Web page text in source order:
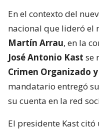
En el contexto del
nacional que lideró el
Martín Arrau, en la
José Antonio Kast se
Crimen Organizado
mandatario entregó
su cuenta en la red
El presidente Kast